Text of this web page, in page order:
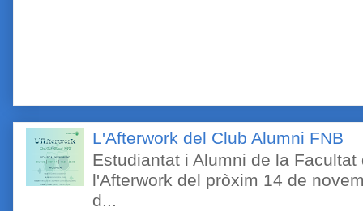
L'Afterwork del Club Alumni FNB
Estudiantat i Alumni de la
l'Afterwork del pròxim 14 de
d...